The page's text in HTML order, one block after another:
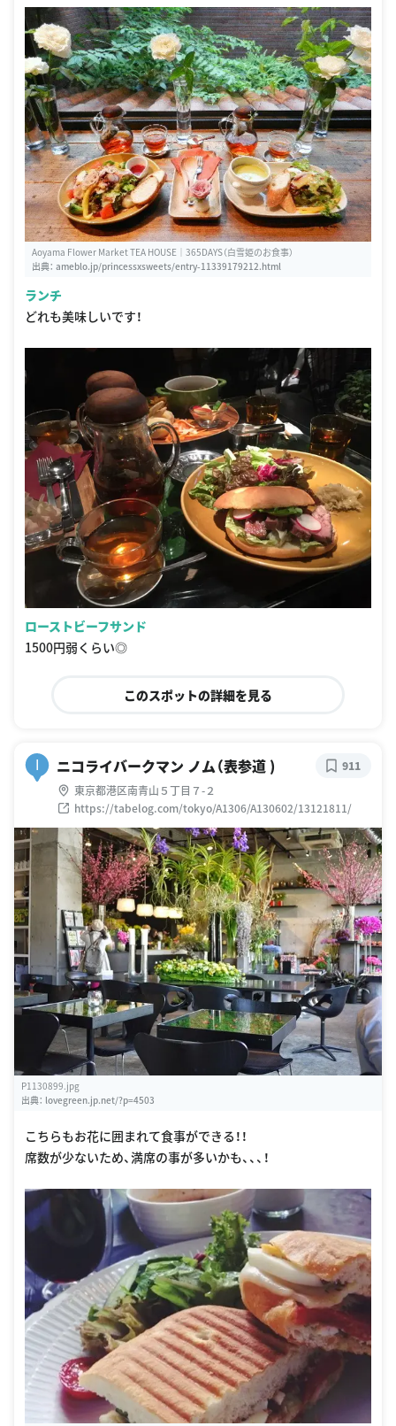
Aoyama Flower Market TEA HOUSE｜365DAYS（白雪姫のお食事）
出典： ameblo.jp/princessxsweets/entry-11339179212.html
ランチ
どれも美味しいです！
ローストビーフサンド
1500円弱くらい◎
このスポットの詳細を見る
I ニコライバークマン ノム（表参道 )
東京都港区南青山５丁目７-２
https://tabelog.com/tokyo/A1306/A130602/13121811/
911
P1130899.jpg
出典： lovegreen.jp.net/?p=4503
こちらもお花に囲まれて食事ができる！！
席数が少ないため、満席の事が多いかも、、、！